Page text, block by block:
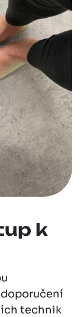
k
technik